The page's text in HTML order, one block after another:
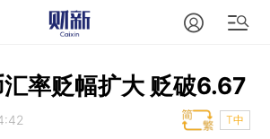
率贬幅扩大 贬破6.67
T中